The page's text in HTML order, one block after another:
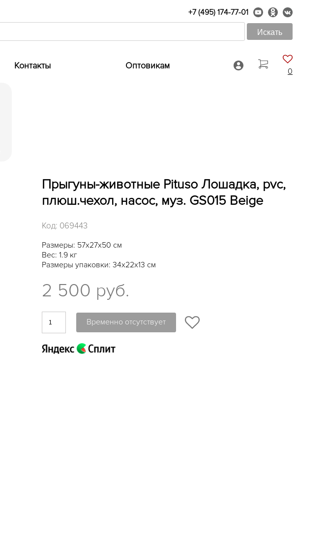
+7 (495) 174-77-01
Контакты Оптовикам
0
Прыгуны-животные Pituso Лошадка, pvc,
плюш.чехол, насос, муз. GS015 Beige
Код: 069443
Размеры: 57х27х50 см
Вес: 1.9 кг
Размеры упаковки: 34х22х13 см
2 500 руб.
Временно отсутствует